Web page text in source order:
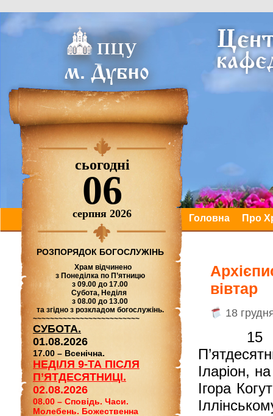
сьогодні
06
серпня 2026 Головна Про
РОЗПОРЯДОК БОГОСЛУЖІНЬ
Храм відчинено
з Понеділка по П’ятницю
з 09.00 до 17.00
Субота, Неділя
з 08.00 до 13.00
та згідно з розкладом богослужінь.
~~~~~~~~~~~~~~~~~~~~~~~~~
СУБОТА.
01.08.2026
17.00 – Всенічна.
НЕДІЛЯ 9-ТА ПІСЛЯ
П’ЯТДЕСЯТНИЦІ.
02.08.2026
08.00 – Сповідь. Часи.
Молебень. Божественна
вівтар
18
15
Іларіон,
Ігора